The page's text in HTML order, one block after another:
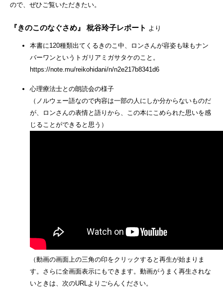
ので、ぜひご覧いただきたい。
『きのこのなぐさめ』 枇谷玲子レポート より
本書に120種類出てくるきのこ中、ロンさんが容姿も味もナン
バーワンというトガリアミガサタケのこと。
https://note.mu/reikohidani/n/n2e217b8341d6
心理療法士との朗読会の様子
（ノルウェー語なので内容は一部の人にしか分からないものだ
が、ロンさんの表情と語りから、この本にこめられた思いを感
じることができると思う）
（動画の画面上の三角の印をクリックすると再生が始まりま
す。さらに全画面表示にもできます。動画がうまく再生されな
いときは、次のURLよりごらんください。